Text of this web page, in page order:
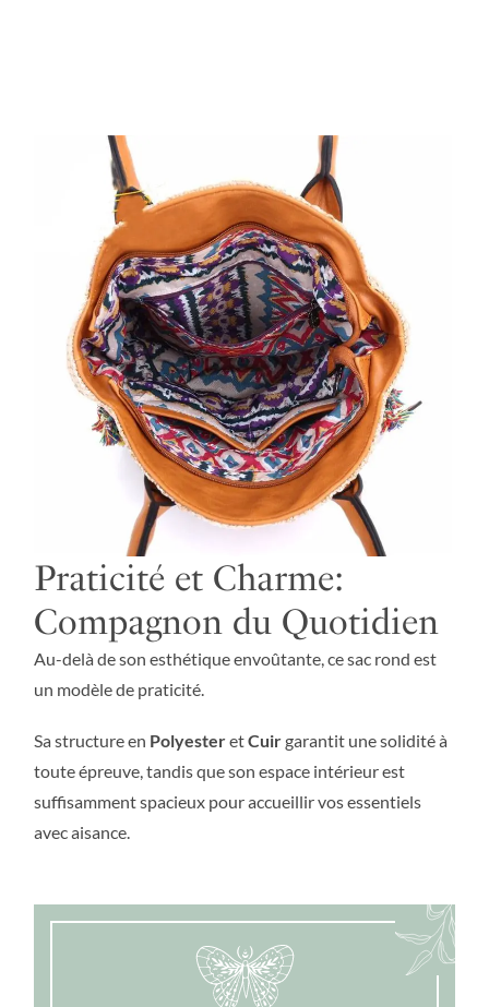
Praticité et Charme:
Compagnon du Quotidien
Au-delà de son esthétique envoûtante, ce sac rond est
un modèle de praticité.
Sa structure en PolyesteretCuirgarantit une solidité à
toute épreuve, tandis que son espace intérieur est
suffisamment spacieux pour accueillir vos essentiels
avec aisance.